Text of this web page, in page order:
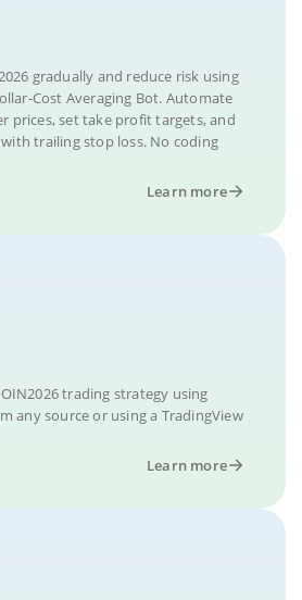
gradually and reduce risk using
Cost Averaging Bot. Automate
prices, set take profit targets, and
trailing stop loss. No coding
Learn more
trading strategy using
any source or using a TradingView
Learn more